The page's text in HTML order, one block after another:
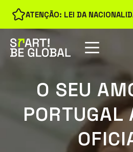
ATENÇÃO: LEI DA
O SEU
PORTUGAL